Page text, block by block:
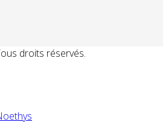
droits réservés.